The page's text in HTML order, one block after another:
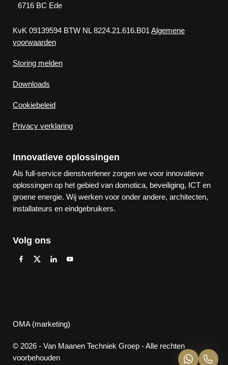
6716 BC Ede
KvK 09139594 BTW NL 8224.21.616.B01 Algemene
voorwaarden
Storing melden
Downloads
Cookiebeleid
Privacy verklaring
Innovatieve oplossingen
Als full-service dienstverlener zorgen we voor innovatieve
oplossingen op het gebied van domotica, beveiliging, ICT en
groene energie. Wij werken voor onder andere, architecten,
installateurs en eindgebruikers.
Volg ons
© 2026 - Van Maanen Techniek Groep - Alle rechten
voorbehouden
OMA (marketing)